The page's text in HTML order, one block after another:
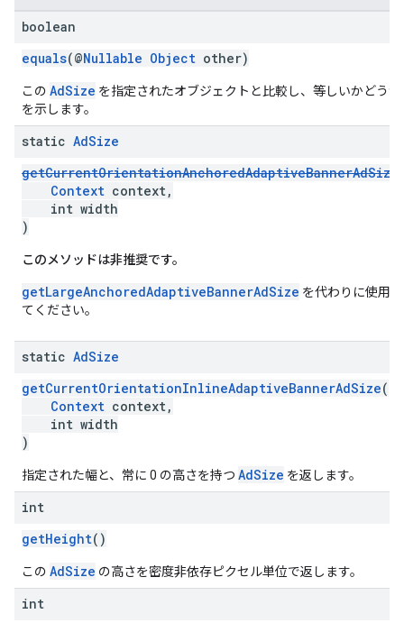
boolean
equals(@Nullable Object other)
この AdSize を指定されたオブジェクトと比較し、等しいかどうか
を示します。
static AdSize
getCurrentOrientationAnchoredAdaptiveBannerAdSize
Context context,
int width
)
このメソッドは非推奨です。
getLargeAnchoredAdaptiveBannerAdSize を代わりに使用し
てください。
static AdSize
getCurrentOrientationInlineAdaptiveBannerAdSize(
Context context,
int width
)
指定された幅と、常に 0 の高さを持つ AdSize を返します。
int
getHeight()
この AdSize の高さを密度非依存ピクセル単位で返します。
int